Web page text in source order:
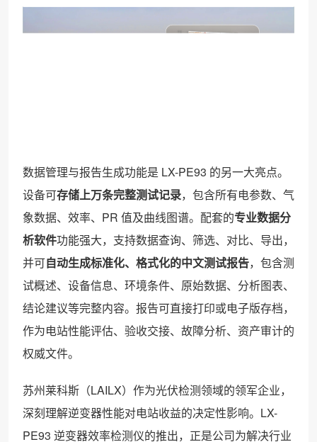
数据管理与报告生成功能是 LX-PE93 的另一大亮点。
设备可存储上万条完整测试记录，包含所有电参数、气
象数据、效率、PR 值及曲线图谱。配套的专业数据分
析软件功能强大，支持数据查询、筛选、对比、导出，
并可自动生成标准化、格式化的中文测试报告，包含测
试概述、设备信息、环境条件、原始数据、分析图表、
结论建议等完整内容。报告可直接打印或电子版存档，
作为电站性能评估、验收交接、故障分析、资产审计的
权威文件。
苏州莱科斯（LAILX）作为光伏检测领域的领军企业，
深刻理解逆变器性能对电站收益的决定性影响。LX-
PE93 逆变器效率检测仪的推出，正是公司为解决行业